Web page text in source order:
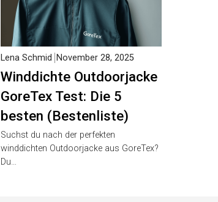
Winddichte Outdoorjacke
GoreTex Test: Die 5
besten (Bestenliste)
Lena Schmid November 28, 2025
Suchst du nach der perfekten
winddichten Outdoorjacke aus GoreTex?
Du…